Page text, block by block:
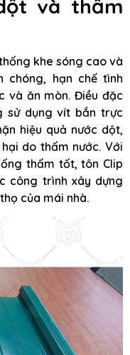
và thấm
khe sóng cao và
chóng, hạn chế tình
và ăn mòn. Điều đặc
sử dụng vít bắn trực
hiệu quả nước dột,
do thấm nước. Với
thấm tốt, tôn Clip
công trình xây dựng
của mái nhà.